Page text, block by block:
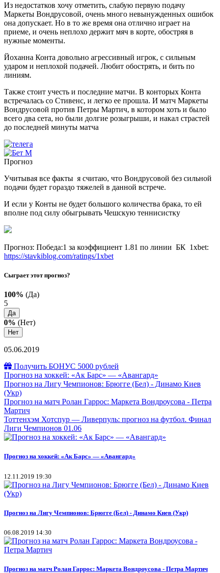
Из недостатков хочу отметить, слабую первую подачу
Маркеты Вондрусовой, очень много невынужденных ошибок
она допускает. Но в то же время она отлично играет на
приеме, и очень неплохо держит мяч в корте, обостряя в
нужные моменты.
Йоханна Конта довольно агрессивный игрок, с сильным
ударом и неплохой подачей. Любит обострять, и бить по
линиям.
Также стоит учесть и последние матчи. В конторых Конта
встречалась со Стивенс, и легко ее прошла. И матч Маркеты
Вондрусовой против Петры Мартич, в котором хоть и было
всего два сета, но были долгие розыгрыши, и накал страстей
до последней минуты матча
Прогноз
Учитывая все факты я считаю, что Вондрусовой без сильной
подачи будет гораздо тяжелей в данной встрече.
И если у Конты не будет большого количества брака, то ей
вполне под силу обыгрывать Чешскую теннисистку
Прогноз: Победа:1 за коэффициент 1.81 по линии БК 1xbet:
https://stavkiblog.com/ratings/1xbet
Сыграет этот прогноз?
100% (Да)
5
Да
0% (Нет)
Нет
05.06.2019
Получить БОНУС 5000 рублей
Прогноз на хоккей: «Ак Барс» — «Авангард»
Прогноз на Лигу Чемпионов: Брюгге (Бел) - Динамо Киев
(Укр)
Прогноз на матч Ролан Гаррос: Маркета Вондроусова - Петра
Мартич
Тоттенхэм Хотспур — Ливерпуль: прогноз на футбол. Финал
Лиги Чемпионов 01.06
Прогноз на хоккей: «Ак Барс» — «Авангард»
12.11.2019 19:30
Прогноз на Лигу Чемпионов: Брюгге (Бел) - Динамо Киев (Укр)
06.08.2019 14:30
Прогноз на матч Ролан Гаррос: Маркета Вондроусова - Петра Мартич